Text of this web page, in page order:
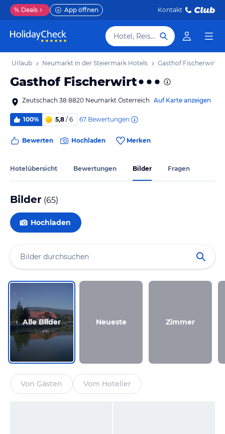
% Deals App öffnen Kontakt
Hotel, Reiseziel
Urlaub Neumarkt in der Steiermark Hotels Gasthof Fischerwirt
Gasthof Fischerwirt
Zeutschach 38 8820 Neumarkt Österreich Auf Karte anzeigen
100% 5,8 / 6 67 Bewertungen
Bewerten Hochladen Merken
Hotelübersicht Bewertungen Bilder Fragen
Bilder (65)
Hochladen
Alle Bilder Neueste Zimmer
Von Gästen Vom Hotelier